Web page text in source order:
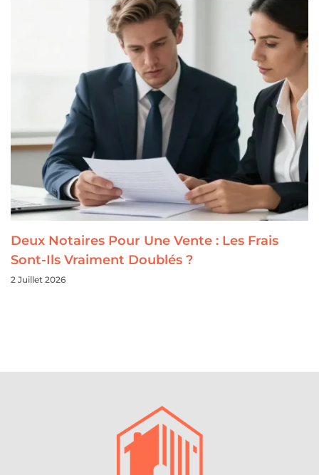
Deux Notaires Pour Une Vente : Les Frais
Sont-Ils Vraiment Doublés ?
2 Juillet 2026